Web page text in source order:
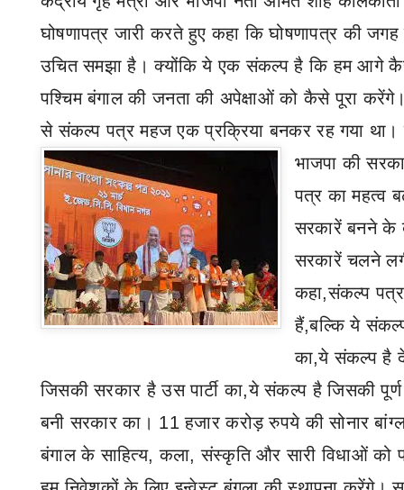
घोषणापत्र जारी करते हुए कहा कि घोषणापत्र की
उचित समझा है। क्योंकि ये एक संकल्प है कि हम आगे कैसे
पश्चिम बंगाल की जनता की अपेक्षाओं को कैसे पूरा
से संकल्प पत्र महज एक प्रक्रिया बनकर रह गया
भाजपा की
पत्र का महत्व
सरकारें बनने के
सरकारें चलने
कहा,संकल्प पत्र
हैं,बल्कि ये
का,ये संकल्प है
जिसकी सरकार है उस पार्टी का,ये संकल्प है जिसकी पूर्ण
बनी सरकार का। 11 हजार करोड़ रुपये की सोनार
बंगाल के साहित्य,कला,संस्कृति और सारी विधाओं को